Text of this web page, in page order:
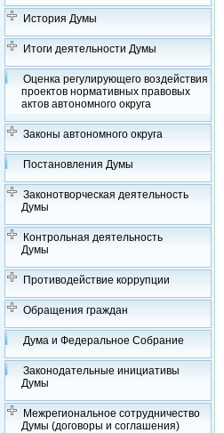
История Думы
Итоги деятельности Думы
Оценка регулирующего воздействия
проектов нормативных правовых
актов автономного округа
Законы автономного округа
Постановления Думы
Законотворческая деятельность
Думы
Контрольная деятельность
Думы
Противодействие коррупции
Обращения граждан
Дума и Федеральное Собрание
Законодательные инициативы
Думы
Межрегиональное сотрудничество
Думы (договоры и соглашения)